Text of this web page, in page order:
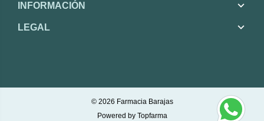
INFORMACIÓN
LEGAL
© 2026 Farmacia Barajas
Powered by Topfarma